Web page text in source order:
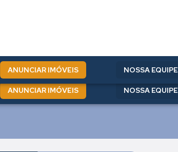
ANUNCIAR IMÓVEIS NOSSA EQUIPE
ANUNCIAR IMÓVEIS NOSSA EQUIPE